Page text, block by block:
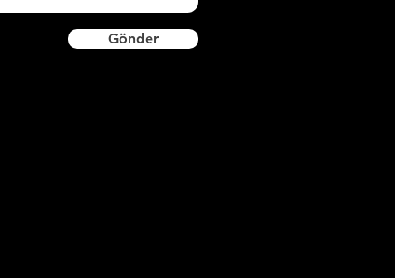
Gönder